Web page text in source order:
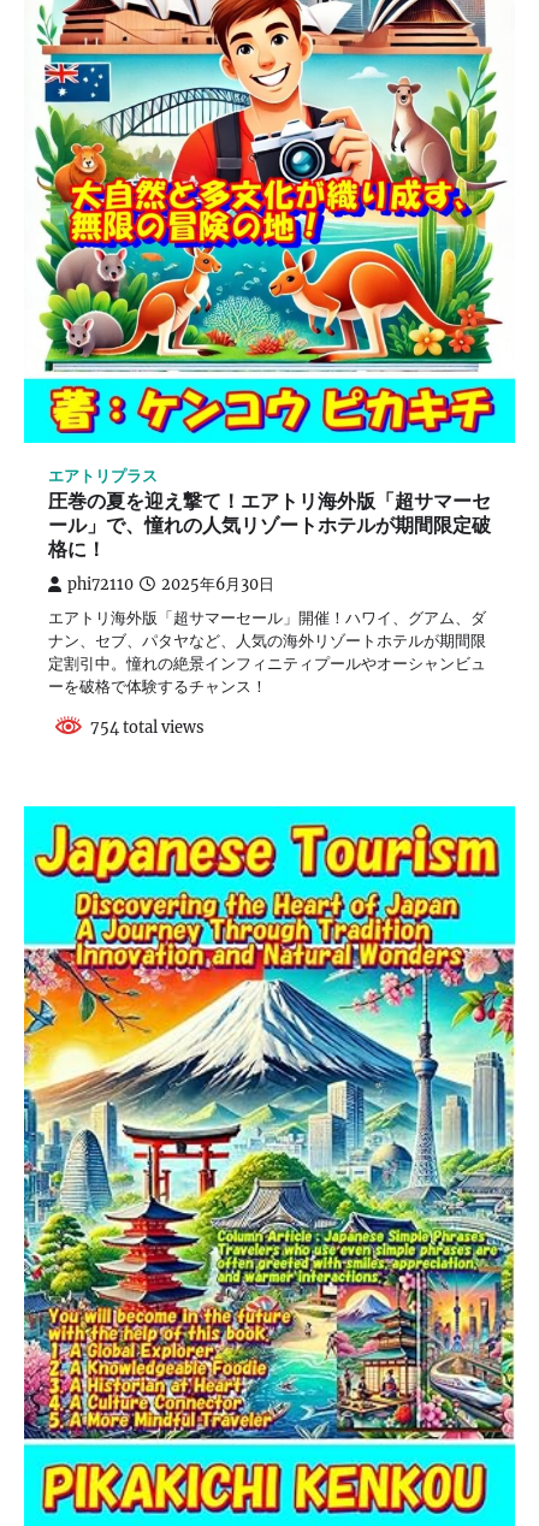
エアトリプラス
圧巻の夏を迎え撃て！エアトリ海外版「超サマーセ
ール」で、憧れの人気リゾートホテルが期間限定破
格に！
phi72110 2025年6月30日
エアトリ海外版「超サマーセール」開催！ハワイ、グアム、ダ
ナン、セブ、パタヤなど、人気の海外リゾートホテルが期間限
定割引中。憧れの絶景インフィニティプールやオーシャンビュ
ーを破格で体験するチャンス！
754 total views